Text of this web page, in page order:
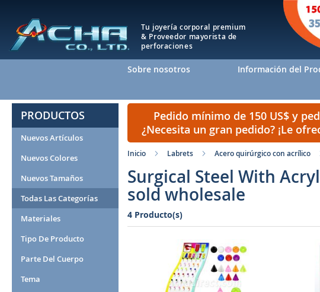
Tu joyería corporal premium
& Proveedor mayorista de
perforaciones
Sobre nosotros Información del
Pedido mínimo de 150 US$ y
¿Necesita un gran pedido? ¡Le
Inicio Labrets Acero quirúrgico con acrílico
Surgical Steel With
sold wholesale
4 Producto(s)
PRODUCTOS
Nuevos Artículos
Nuevos Colores
Nuevos Tamaños
Todas Las Categorías
Materiales
Tipo De Producto
Parte Del Cuerpo
Tema